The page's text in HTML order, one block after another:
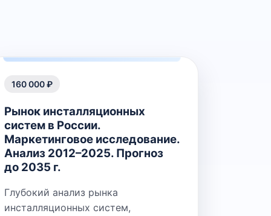
160 000 ₽
Рынок инсталляционных
систем в России.
Маркетинговое исследование.
Анализ 2012–2025. Прогноз
до 2035 г.
Глубокий анализ рынка
инсталляционных систем,